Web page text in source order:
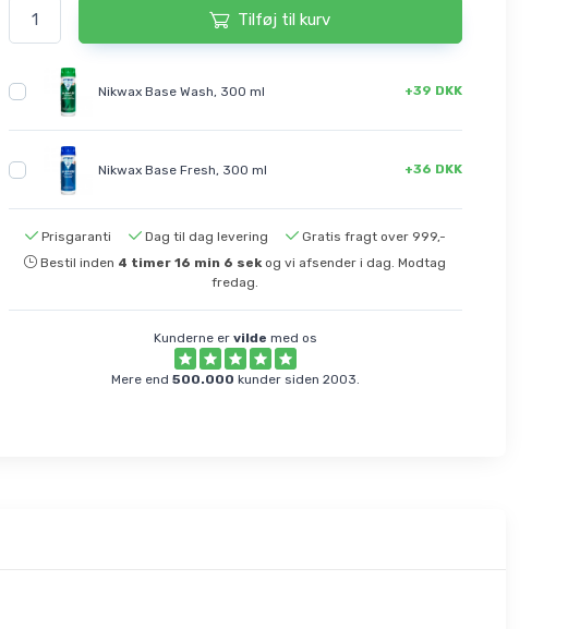
Tilføj til kurv
Nikwax Base Wash, 300 ml +39 DKK
Nikwax Base Fresh, 300 ml +36 DKK
Prisgaranti Dag til dag levering
Gratis fragt over 999,-
Bestil inden 4 timer16 min 5 sekog vi afsender i dag. Modtag
fredag.
Kunderne er vilde med os
Mere end 500.000 kunder siden 2003.